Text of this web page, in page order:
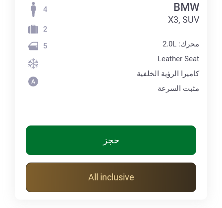
BMW
X3, SUV
محرك: 2.0L
Leather Seat
كاميرا الرؤية الخلفية
مثبت السرعة
4
2
5
حجز
All inclusive